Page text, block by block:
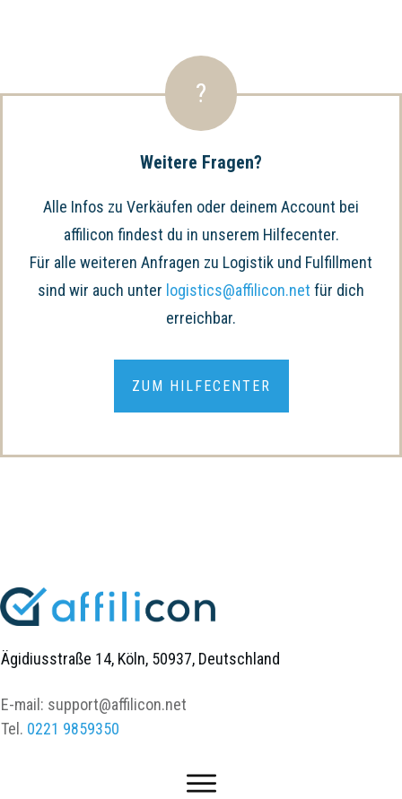
?
Weitere Fragen?
Alle Infos zu Verkäufen oder deinem Account bei
affilicon findest du in unserem Hilfecenter.
Für alle weiteren Anfragen zu Logistik und Fulfillment
sind wir auch unter logistics@affilicon.net für dich
erreichbar.
ZUM HILFECENTER
Ägidiusstraße 14, Köln, 50937, Deutschland
E-mail: support@affilicon.net
Tel. 0221 9859350